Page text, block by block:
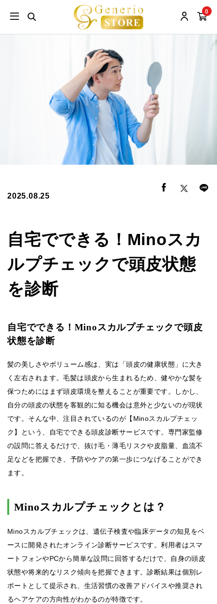
0
2025.08.25
自宅でできる！Minoスカ
ルプチェックで頭皮状態
を診断
自宅でできる！Minoスカルプチェックで頭皮
状態を診断
髪の美しさやボリューム感は、実は「頭皮の健康状態」に大き
く左右されます。毛髪は頭皮から生まれるため、健やかな髪を
保つためにはまず頭皮環境を整えることが重要です。しかし、
自分の頭皮の状態を客観的に知る機会は意外と少ないのが現状
です。そんな中、注目されているのが【Minoスカルプチェッ
ク】という、自宅でできる頭皮診断サービスです。専門家監修
の設問に答えるだけで、抜け毛・薄毛リスクや皮脂量、血流不
足などを把握でき、予防やケアの第一歩につなげることができ
ます。
Minoスカルプチェックとは？
Minoスカルプチェックは、遺伝子検査や臨床データの知見をベ
ースに開発されたオンライン診断サービスです。利用者はスマ
ートフォンやPCから簡単な設問に回答するだけで、自身の頭皮
状態や将来的なリスク傾向を把握できます。診断結果は個別レ
ポートとして提示され、生活習慣の改善アドバイスや推奨され
るヘアケアの方向性がわかるのが特徴です。